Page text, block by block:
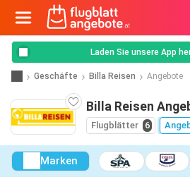
Laden Sie unsere App
Geschäfte Billa Reisen Angebote
Billa Reisen
Flugblätter 6
Marken